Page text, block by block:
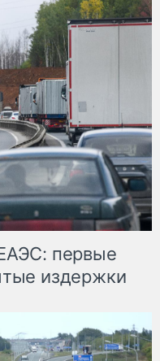
первые
издержки